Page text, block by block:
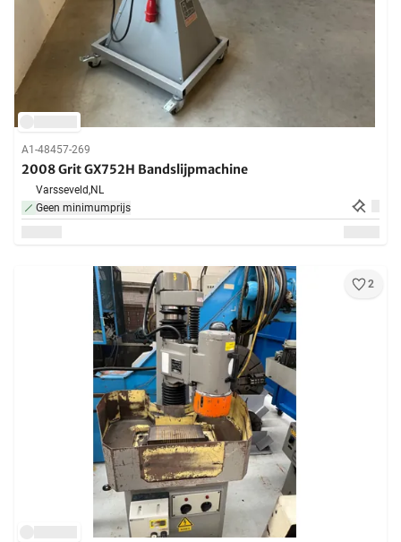
A1-48457-269
2008 Grit GX752H Bandslijpmachine
Varsseveld,NL
Geen minimumprijs
2